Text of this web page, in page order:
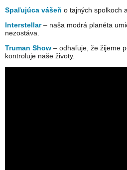
Spaľujúca vášeň o tajných spolkoch
Interstellar– naša modrá planéta
nezostáva.
Truman Show – odhaľuje, že žijeme
kontroluje naše životy.